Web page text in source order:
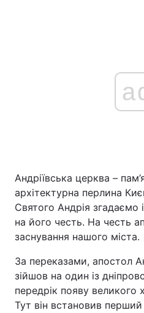
Андріївська церква –
архітектурна перлина
Святого Андрія згадаємо
на його честь. На честь
заснування нашого міста.
За переказами, апостол
зійшов на один із
передрік появу великого
Тут він встановив